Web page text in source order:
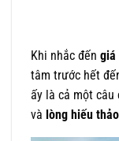
Khi nhắc đến giá
tâm trước hết
ấy là cả một câu
và lòng hiếu